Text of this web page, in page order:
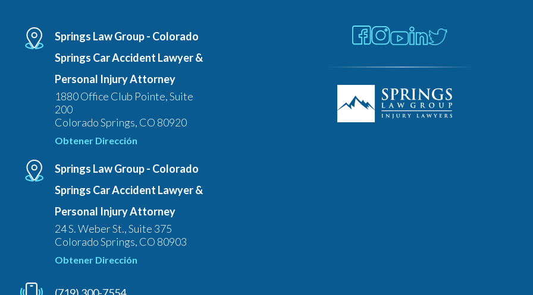
Springs Law Group - Colorado
Springs Car Accident Lawyer &
Personal Injury Attorney
1880 Office Club Pointe, Suite
200
Colorado Springs, CO 80920
Obtener Dirección
Springs Law Group - Colorado
Springs Car Accident Lawyer &
Personal Injury Attorney
24 S. Weber St., Suite 375
Colorado Springs, CO 80903
Obtener Dirección